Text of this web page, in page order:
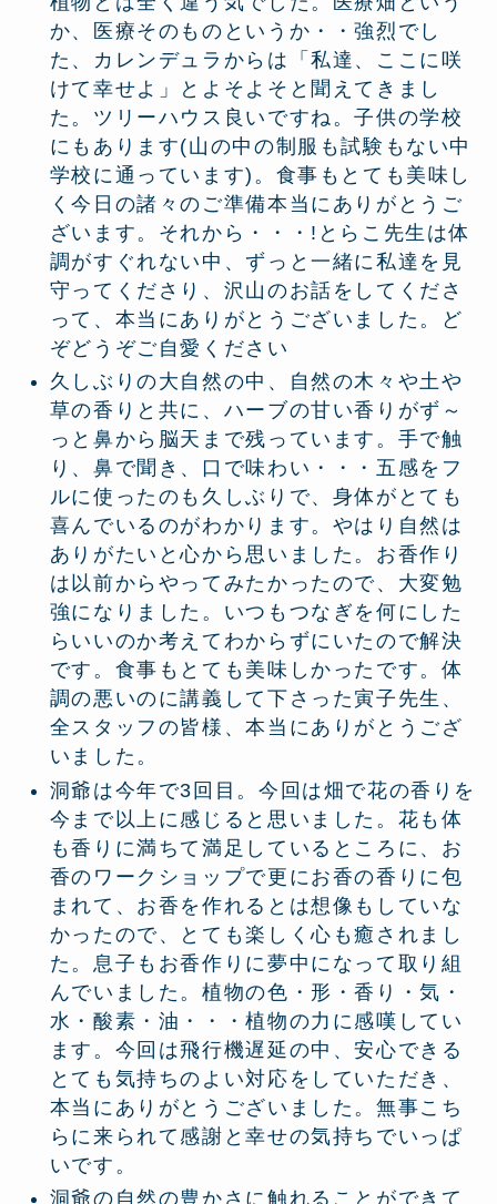
か、医療そのものというか・・強烈でし
た、カレンデュラからは「私達、ここに咲
けて幸せよ」とよそよそと聞えてきまし
た。ツリーハウス良いですね。子供の学校
にもあります(山の中の制服も試験もない中
学校に通っています)。食事もとても美味し
く今日の諸々のご準備本当にありがとうご
ざいます。それから・・・!とらこ先生は体
調がすぐれない中、ずっと一緒に私達を見
守ってくださり、沢山のお話をしてくださ
って、本当にありがとうございました。ど
ぞどうぞご自愛ください
久しぶりの大自然の中、自然の木々や土や
草の香りと共に、ハーブの甘い香りがず～
っと鼻から脳天まで残っています。手で触
り、鼻で聞き、口で味わい・・・五感をフ
ルに使ったのも久しぶりで、身体がとても
喜んでいるのがわかります。やはり自然は
ありがたいと心から思いました。お香作り
は以前からやってみたかったので、大変勉
強になりました。いつもつなぎを何にした
らいいのか考えてわからずにいたので解決
です。食事もとても美味しかったです。体
調の悪いのに講義して下さった寅子先生、
全スタッフの皆様、本当にありがとうござ
いました。
洞爺は今年で3回目。今回は畑で花の香りを
今まで以上に感じると思いました。花も体
も香りに満ちて満足しているところに、お
香のワークショップで更にお香の香りに包
まれて、お香を作れるとは想像もしていな
かったので、とても楽しく心も癒されまし
た。息子もお香作りに夢中になって取り組
んでいました。植物の色・形・香り・気・
水・酸素・油・・・植物の力に感嘆してい
ます。今回は飛行機遅延の中、安心できる
とても気持ちのよい対応をしていただき、
本当にありがとうございました。無事こち
らに来られて感謝と幸せの気持ちでいっぱ
いです。
洞爺の自然の豊かさに触れることができて